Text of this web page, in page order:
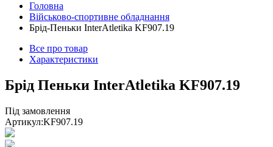
Головна
Військово-спортивне обладнання
Брід-Пеньки InterAtletika KF907.19
Все про товар
Характеристики
Брід Пеньки InterAtletika KF907.19
Під замовлення
Артикул:KF907.19